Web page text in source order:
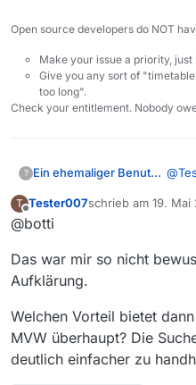
Open source developers do NOT
Make your issue a priority, just
Give you any sort of
too long".
Check your entitlement. Nobody
? Ein ehemaliger Benutzer @
(MV:
Das
wie
T
Offline
Tester007schrieb am 19. Mai
zuletzt editiert von
@botti
Das war mir so nicht
Aufklärung.
Welchen Vorteil bietet
MVW überhaupt? Die
deutlich einfacher zu